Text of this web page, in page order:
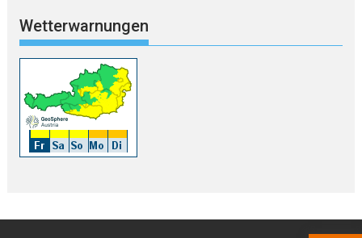
Wetterwarnungen